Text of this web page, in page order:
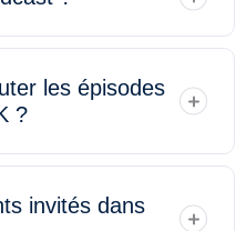
les épisodes
?
invités dans